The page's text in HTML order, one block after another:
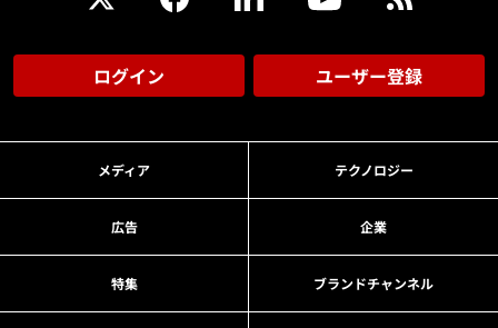
ログイン ユーザー登録
メディア テクノロジー
広告 企業
特集 ブランドチャンネル